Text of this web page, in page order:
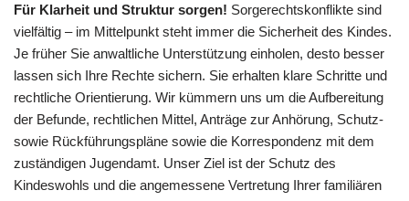
Für Klarheit und Struktur sorgen! Sorgerechtskonflikte sind
vielfältig – im Mittelpunkt steht immer die Sicherheit des Kindes.
Je früher Sie anwaltliche Unterstützung einholen, desto besser
lassen sich Ihre Rechte sichern. Sie erhalten klare Schritte und
rechtliche Orientierung. Wir kümmern uns um die Aufbereitung
der Befunde, rechtlichen Mittel, Anträge zur Anhörung, Schutz-
sowie Rückführungspläne sowie die Korrespondenz mit dem
zuständigen Jugendamt. Unser Ziel ist der Schutz des
Kindeswohls und die angemessene Vertretung Ihrer familiären